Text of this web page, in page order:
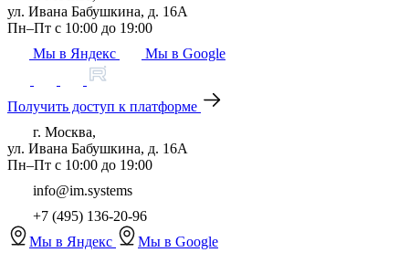
ул. Ивана Бабушкина, д. 16А
Пн–Пт с 10:00 до 19:00
Мы в Яндекс
Мы в Google
Получить доступ к платформе
г. Москва,
ул. Ивана Бабушкина, д. 16А
Пн–Пт с 10:00 до 19:00
info@im.systems
+7 (495) 136-20-96
Мы в Яндекс
Мы в Google